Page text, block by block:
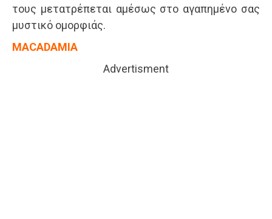
τους μετατρέπεται αμέσως στο αγαπημένο σας
μυστικό ομορφιάς.
MACADAMIA
Advertisment